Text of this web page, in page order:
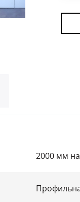
Для гаража
2000 мм